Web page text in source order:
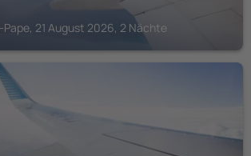
21 August 2026, 2 Nächte